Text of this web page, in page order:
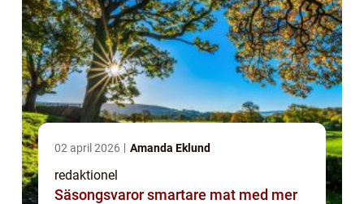
02 april 2026 Amanda Eklund
redaktionel
Säsongsvaror smartare mat med mer